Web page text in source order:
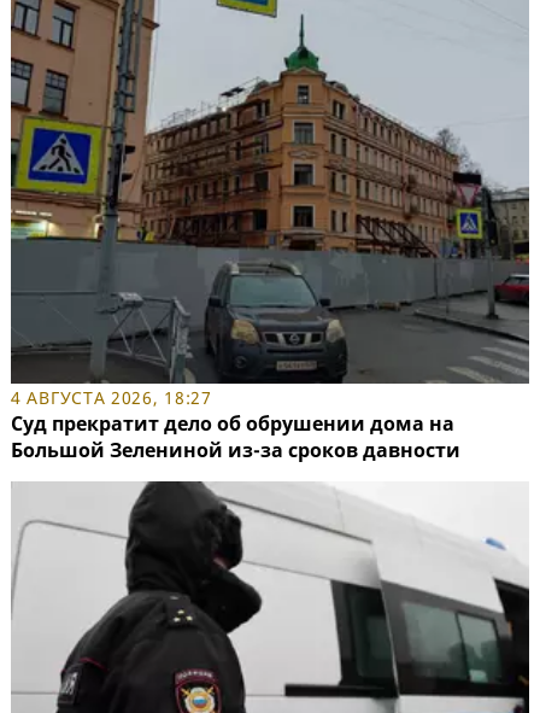
4 АВГУСТА 2026, 18:27
Суд прекратит дело об обрушении дома на
Большой Зелениной из-за сроков давности